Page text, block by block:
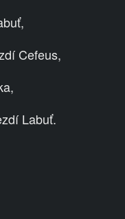
Cefeus,
Labuť.